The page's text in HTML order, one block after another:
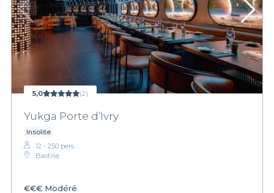
5,0 (2)
Yukga Porte d’Ivry
Insolite
12 - 250 pers.
Bastille
€€€ Modéré